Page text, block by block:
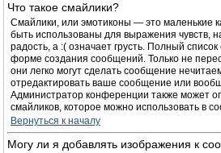
Что такое смайлики?
Смайлики, или эмотиконы — это маленькие
быть использованы для выражения чувств,
радость, а :( означает грусть. Полный
форме создания сообщений. Только не
они легко могут сделать сообщение
отредактировать ваше сообщение или
Администратор конференции также может
смайликов, которое можно использовать в
Вернуться к началу
Могу ли я добавлять изображения к